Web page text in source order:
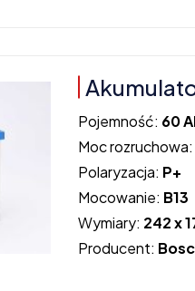
Pojemność: 60
Moc rozruchowa:
Polaryzacja: P+
Mocowanie: B13
Wymiary: 242 x
Producent: